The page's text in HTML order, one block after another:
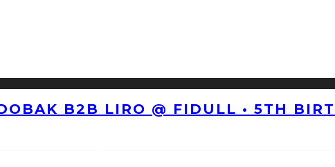
B2B LIRO @ FIDULL • 5TH